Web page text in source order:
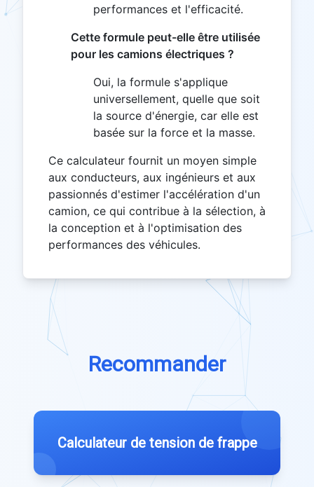
performances et l'efficacité.
Cette formule peut-elle être utilisée
pour les camions électriques ?
Oui, la formule s'applique
universellement, quelle que soit
la source d'énergie, car elle est
basée sur la force et la masse.
Ce calculateur fournit un moyen simple
aux conducteurs, aux ingénieurs et aux
passionnés d'estimer l'accélération d'un
camion, ce qui contribue à la sélection, à
la conception et à l'optimisation des
performances des véhicules.
Recommander
Calculateur de tension de frappe